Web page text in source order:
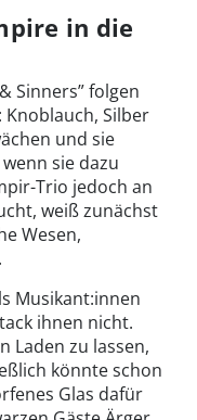
in die
Sinners” folgen
Knoblauch, Silber
und sie
sie dazu
Trio jedoch an
weiß zunächst
Wesen,
Musikant:innen
ihnen nicht.
Laden zu lassen,
könnte schon
Glas dafür